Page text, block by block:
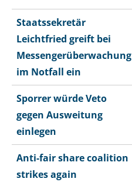
Staatssekretär
Leichtfried greift bei
Messengerüberwachung
im Notfall ein
Sporrer würde Veto
gegen Ausweitung
einlegen
Anti-fair share coalition
strikes again